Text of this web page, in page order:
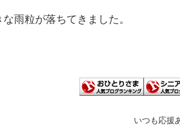
雨粒が落ちてきました。
いつも応援